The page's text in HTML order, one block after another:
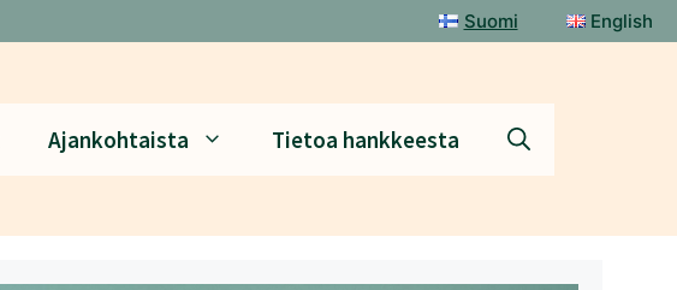
Suomi English
Ajankohtaista Tietoa hankkeesta